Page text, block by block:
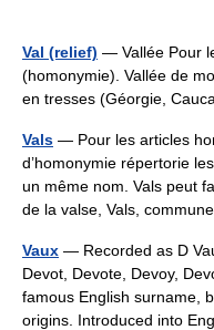
Val (relief) — Vallée Pour
(homonymie). Vallée de
en tresses (Géorgie,
Vals — Pour les articles
d’homonymie répertorie
un même nom. Vals peut
de la valse, Vals,
Vaux — Recorded as D
Devot, Devote, Devoy,
famous English surname,
origins. Introduced into